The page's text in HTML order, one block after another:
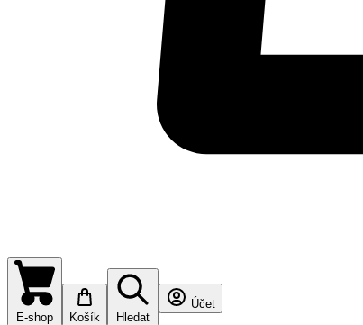
E-shop Košík Hledat
Účet